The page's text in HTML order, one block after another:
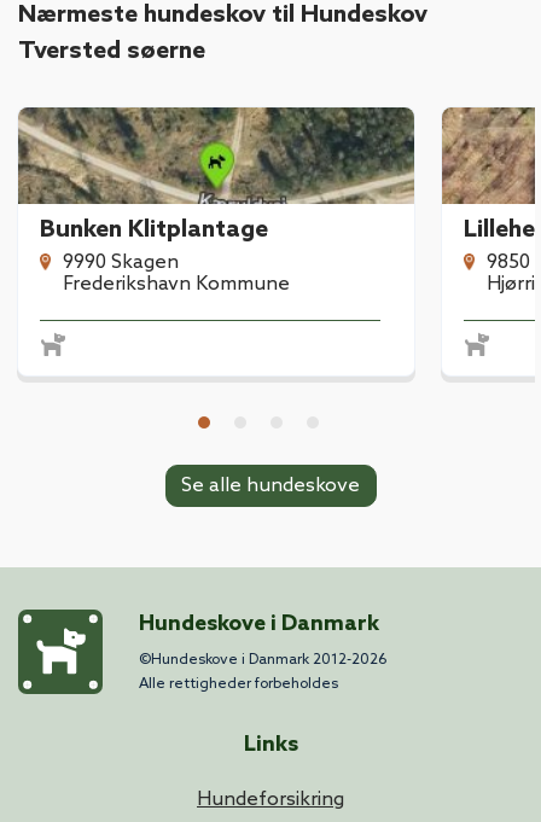
Nærmeste hundeskov til Hundeskov
Tversted søerne
Bunken Klitplantage
9990 Skagen
Frederikshavn Kommune
9850
Se alle hundeskove
Hundeskove i Danmark
©Hundeskove i Danmark 2012-2026
Alle rettigheder forbeholdes
Links
Hundeforsikring